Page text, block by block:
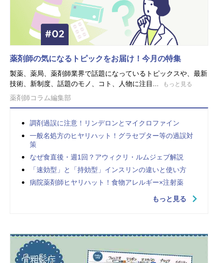
薬剤師の気になるトピックをお届け！今月の特集
製薬、薬局、薬剤師業界で話題になっているトピックスや、最新
技術、新制度、話題のモノ、コト、人物に注目...
もっと見る
薬剤師コラム編集部
調剤過誤に注意！リンデロンとマイクロファイン
一般名処方のヒヤリハット！グラセプター等の過誤対
策
なぜ食直後・週1回？アウィクリ・ルムジェブ解説
「速効型」と「持効型」インスリンの違いと使い方
病院薬剤師ヒヤリハット！食物アレルギー×注射薬
もっと見る